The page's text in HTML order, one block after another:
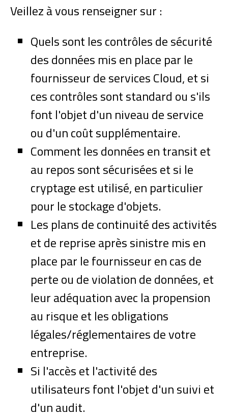
Veillez à vous renseigner sur :
Quels sont les contrôles de sécurité
des données mis en place par le
fournisseur de services Cloud, et si
ces contrôles sont standard ou s'ils
font l'objet d'un niveau de service
ou d'un coût supplémentaire.
Comment les données en transit et
au repos sont sécurisées et si le
cryptage est utilisé, en particulier
pour le stockage d'objets.
Les plans de continuité des activités
et de reprise après sinistre mis en
place par le fournisseur en cas de
perte ou de violation de données, et
leur adéquation avec la propension
au risque et les obligations
légales/réglementaires de votre
entreprise.
Si l'accès et l'activité des
utilisateurs font l'objet d'un suivi et
d'un audit.